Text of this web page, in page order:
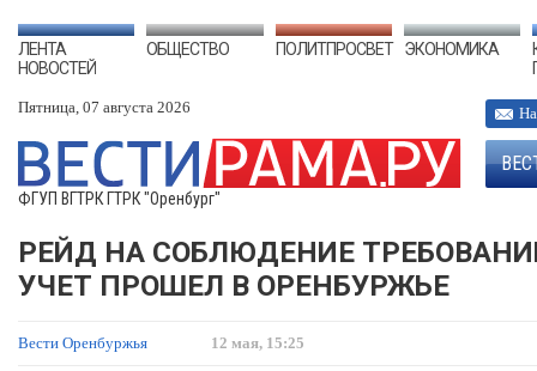
ЛЕНТА
НОВОСТЕЙ
ОБЩЕСТВО ПОЛИТПРОСВЕТ ЭКОНОМИКА
Пятница, 07 августа 2026
ФГУП ВГТРК ГТРК "Оренбург"
РЕЙД НА СОБЛЮДЕНИЕ
УЧЕТ ПРОШЕЛ В ОРЕНБУРЖЬЕ
Вести Оренбуржья 12 мая, 15:25